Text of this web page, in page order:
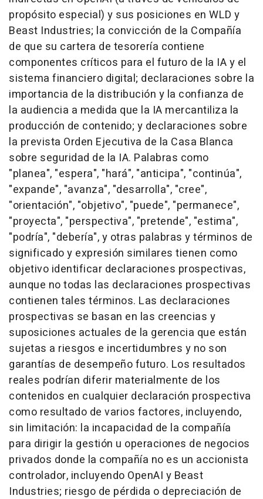
propósito especial) y sus posiciones en WLD y
Beast Industries; la convicción de la Compañía
de que su cartera de tesorería contiene
componentes críticos para el futuro de la IA y el
sistema financiero digital; declaraciones sobre la
importancia de la distribución y la confianza de
la audiencia a medida que la IA mercantiliza la
producción de contenido; y declaraciones sobre
la prevista Orden Ejecutiva de la Casa Blanca
sobre seguridad de la IA. Palabras como
"planea", "espera", "hará", "anticipa", "continúa",
"expande", "avanza", "desarrolla", "cree",
"orientación", "objetivo", "puede", "permanece",
"proyecta", "perspectiva", "pretende", "estima",
"podría", "debería", y otras palabras y términos de
significado y expresión similares tienen como
objetivo identificar declaraciones prospectivas,
aunque no todas las declaraciones prospectivas
contienen tales términos. Las declaraciones
prospectivas se basan en las creencias y
suposiciones actuales de la gerencia que están
sujetas a riesgos e incertidumbres y no son
garantías de desempeño futuro. Los resultados
reales podrían diferir materialmente de los
contenidos en cualquier declaración prospectiva
como resultado de varios factores, incluyendo,
sin limitación: la incapacidad de la compañía
para dirigir la gestión u operaciones de negocios
privados donde la compañía no es un accionista
controlador, incluyendo OpenAI y Beast
Industries; riesgo de pérdida o depreciación de